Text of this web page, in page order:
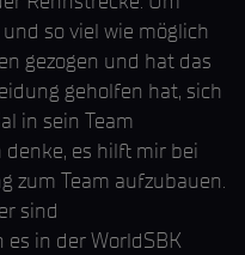
so viel wie möglich
gezogen und hat das
geholfen hat, sich
in sein Team
denke, es hilft mir bei
zum Team aufzubauen.
sind
in der WorldSBK